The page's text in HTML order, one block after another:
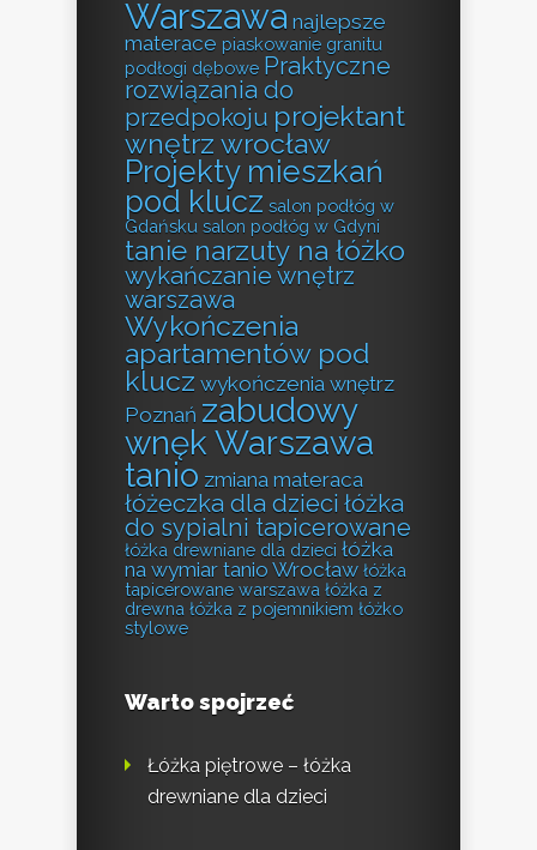
Warszawa najlepsze
materace piaskowanie granitu
podłogi dębowe Praktyczne
rozwiązania do
przedpokoju projektant
wnętrz wrocław
Projekty mieszkań
pod klucz salon podłóg w
Gdańsku salon podłóg w Gdyni
tanie narzuty na łóżko
wykańczanie wnętrz
warszawa
Wykończenia
apartamentów pod
klucz wykończenia wnętrz
Poznań zabudowy
wnęk Warszawa
tanio zmiana materaca
łóżeczka dla dzieci łóżka
do sypialni tapicerowane
łóżka drewniane dla dzieci łóżka
na wymiar tanio Wrocław łóżka
tapicerowane warszawa łóżka z
drewna łóżka z pojemnikiem łóżko
stylowe
Warto spojrzeć
Łóżka piętrowe – łóżka
drewniane dla dzieci